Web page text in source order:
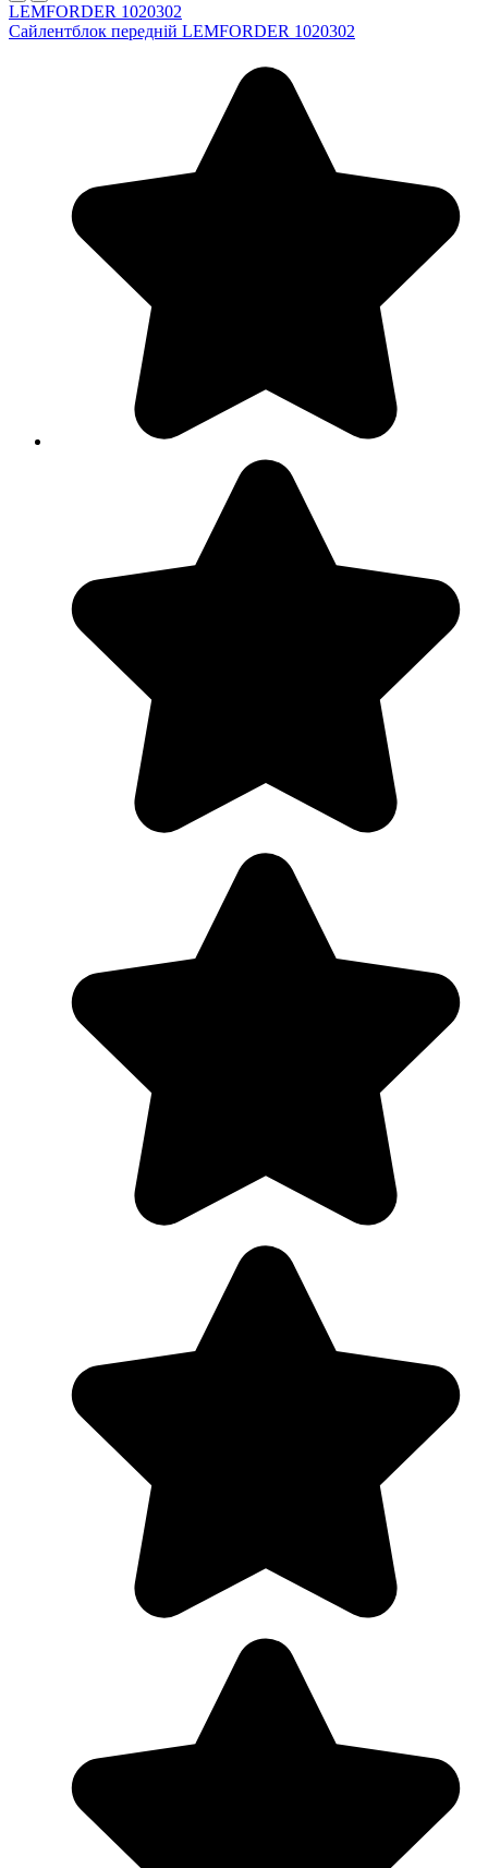
LEMFORDER 1020302
Сайлентблок передній LEMFORDER 1020302